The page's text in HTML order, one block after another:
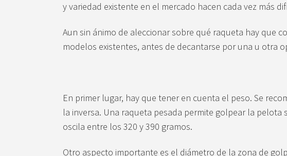
y variedad existente en el mercado hacen cada vez más
Aun sin ánimo de aleccionar sobre qué raqueta hay que
modelos existentes, antes de decantarse por una u otra
En primer lugar, hay que tener en cuenta el peso. Se
la inversa. Una raqueta pesada permite golpear la
oscila entre los 320 y 390 gramos.
Otro aspecto importante es el diámetro de la zona de